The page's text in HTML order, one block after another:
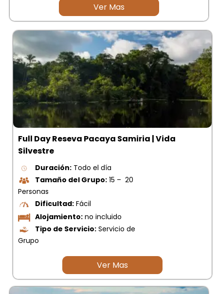
Ver Mas
Full Day Reseva Pacaya Samiria | Vida
Silvestre
Duración: Todo el día
Tamaño del Grupo: 15 – 20
Personas
Dificultad: Fácil
Alojamiento: no incluido
Tipo de Servicio: Servicio de
Grupo
Ver Mas